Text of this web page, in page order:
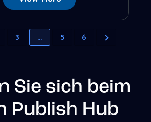
3 … 5 6
Sie sich beim
Publish Hub